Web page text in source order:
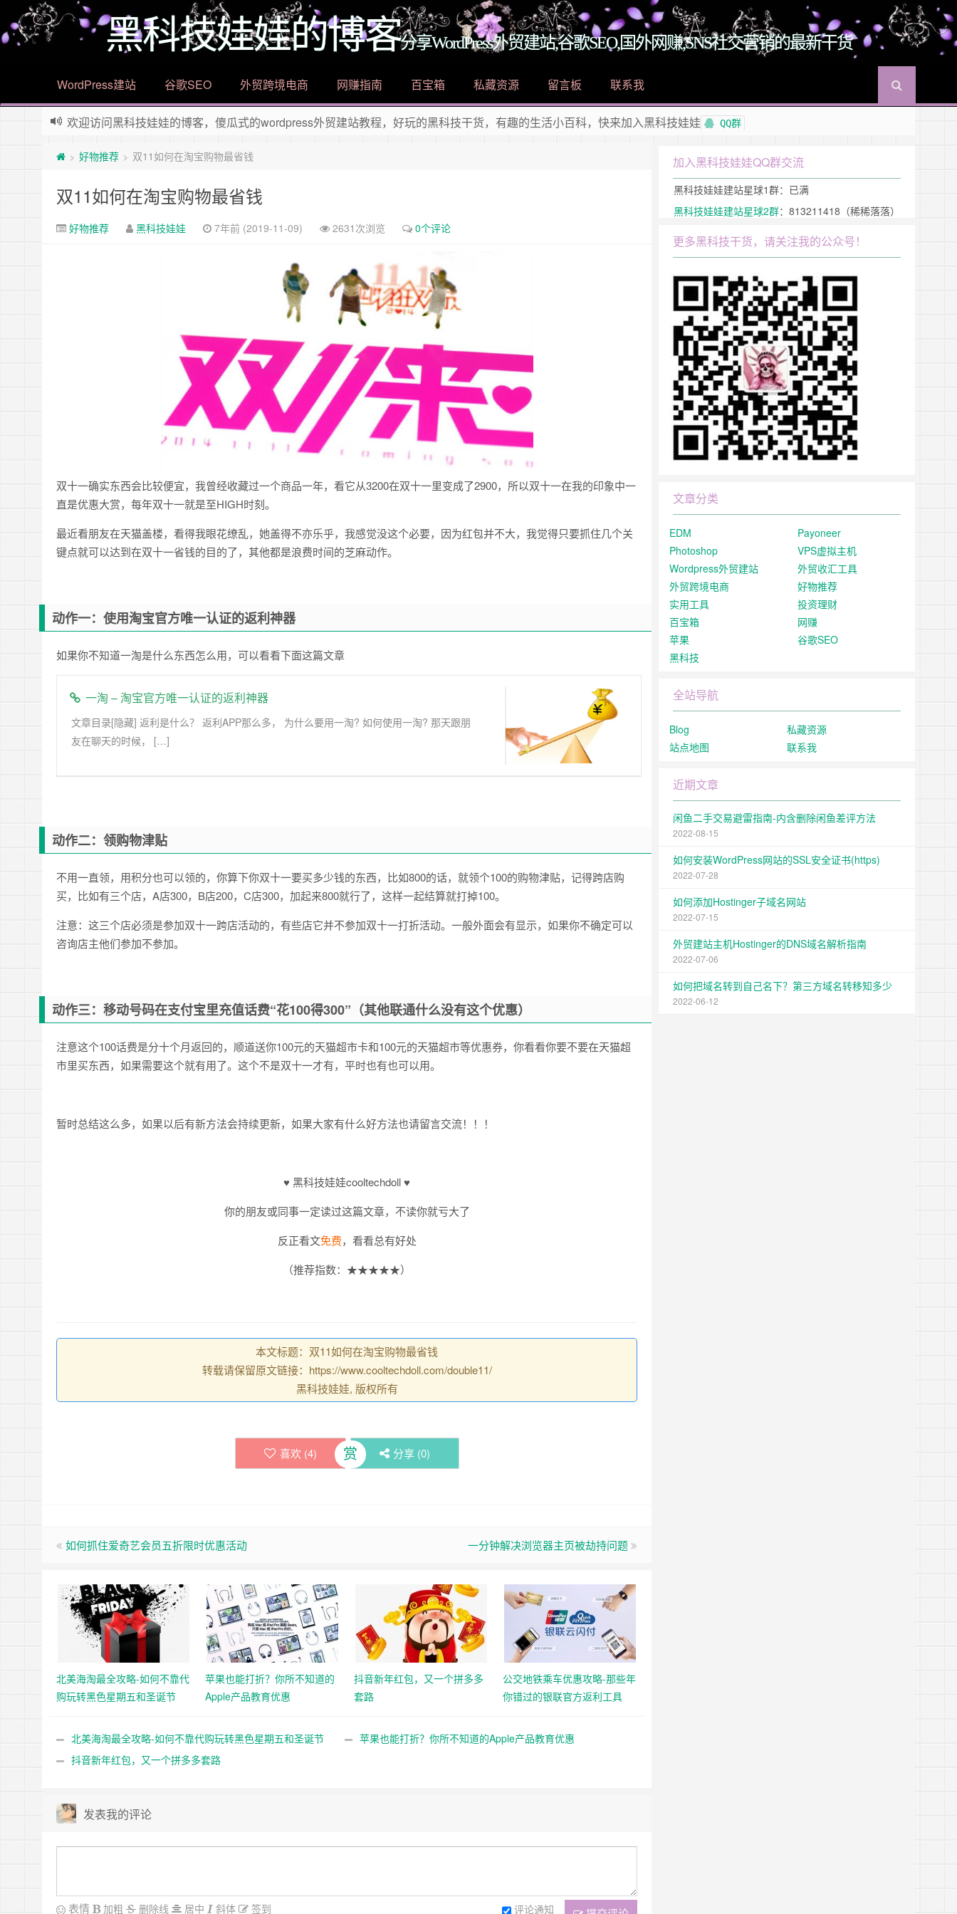
黑科技娃娃的博客分享WordPress外贸建站,谷歌SEO,国外网赚,SNS社交营销的最新干货
WordPress建站 谷歌SEO 外贸跨境电商 网赚指南 百宝箱 私藏资源 留言板 联系我
欢迎访问黑科技娃娃的博客，傻瓜式的wordpress外贸建站教程，好玩的黑科技干货，有趣的生活小百科，快来加入黑科技娃娃 QQ群
> 好物推荐 > 双11如何在淘宝购物最省钱
双11如何在淘宝购物最省钱
好物推荐 黑科技娃娃 7年前 (2019-11-09) 2631次浏览 0个评论
双十一确实东西会比较便宜，我曾经收藏过一个商品一年，看它从3200在双十一里变成了2900，所以双十一在我的印象中一
直是优惠大赏，每年双十一就是至HIGH时刻。
最近看朋友在天猫盖楼，看得我眼花缭乱，她盖得不亦乐乎，我感觉没这个必要，因为红包并不大，我觉得只要抓住几个关
键点就可以达到在双十一省钱的目的了，其他都是浪费时间的芝麻动作。
动作一：使用淘宝官方唯一认证的返利神器
如果你不知道一淘是什么东西怎么用，可以看看下面这篇文章
一淘 – 淘宝官方唯一认证的返利神器
文章目录[隐藏] 返利是什么？ 返利APP那么多， 为什么要用一淘? 如何使用一淘? 那天跟朋
友在聊天的时候， […]
动作二：领购物津贴
不用一直领，用积分也可以领的，你算下你双十一要买多少钱的东西，比如800的话，就领个100的购物津贴，记得跨店购
买，比如有三个店，A店300，B店200，C店300，加起来800就行了，这样一起结算就打掉100。
注意：这三个店必须是参加双十一跨店活动的，有些店它并不参加双十一打折活动。一般外面会有显示，如果你不确定可以
咨询店主他们参加不参加。
动作三：移动号码在支付宝里充值话费“花100得300”（其他联通什么没有这个优惠）
注意这个100话费是分十个月返回的，顺道送你100元的天猫超市卡和100元的天猫超市等优惠券，你看看你要不要在天猫超
市里买东西，如果需要这个就有用了。这个不是双十一才有，平时也有也可以用。
暂时总结这么多，如果以后有新方法会持续更新，如果大家有什么好方法也请留言交流！！！
♥ 黑科技娃娃cooltechdoll ♥
你的朋友或同事一定读过这篇文章，不读你就亏大了
反正看文免费，看看总有好处
（推荐指数：★★★★★）
本文标题：双11如何在淘宝购物最省钱
转载请保留原文链接：https://www.cooltechdoll.com/double11/
黑科技娃娃, 版权所有
喜欢 (4) 赏 分享 (0)
如何抓住爱奇艺会员五折限时优惠活动 一分钟解决浏览器主页被劫持问题
北美海淘最全攻略-如何不靠代
购玩转黑色星期五和圣诞节
苹果也能打折？你所不知道的
Apple产品教育优惠
抖音新年红包，又一个拼多多
套路
公交地铁乘车优惠攻略-那些年
你错过的银联官方返利工具
北美海淘最全攻略-如何不靠代购玩转黑色星期五和圣诞节
苹果也能打折？你所不知道的Apple产品教育优惠
抖音新年红包，又一个拼多多套路
发表我的评论
评论通知
表情 加粗 删除线 居中 斜体 签到
加入黑科技娃娃QQ群交流
黑科技娃娃建站星球1群：已满
黑科技娃娃建站星球2群：813211418（稀稀落落）
更多黑科技干货，请关注我的公众号！
文章分类
EDM
Payoneer
Photoshop
VPS虚拟主机
Wordpress外贸建站
外贸收汇工具
外贸跨境电商
好物推荐
实用工具
投资理财
百宝箱
网赚
苹果
谷歌SEO
黑科技
全站导航
Blog
私藏资源
站点地图
联系我
近期文章
闲鱼二手交易避雷指南-内含删除闲鱼差评方法
2022-08-15
如何安装WordPress网站的SSL安全证书(https)
2022-07-28
如何添加Hostinger子域名网站
2022-07-15
外贸建站主机Hostinger的DNS域名解析指南
2022-07-06
如何把域名转到自己名下？第三方域名转移知多少
2022-06-12